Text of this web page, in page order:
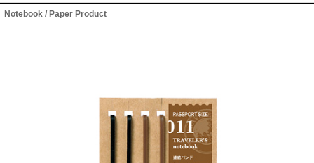
Notebook / Paper Product